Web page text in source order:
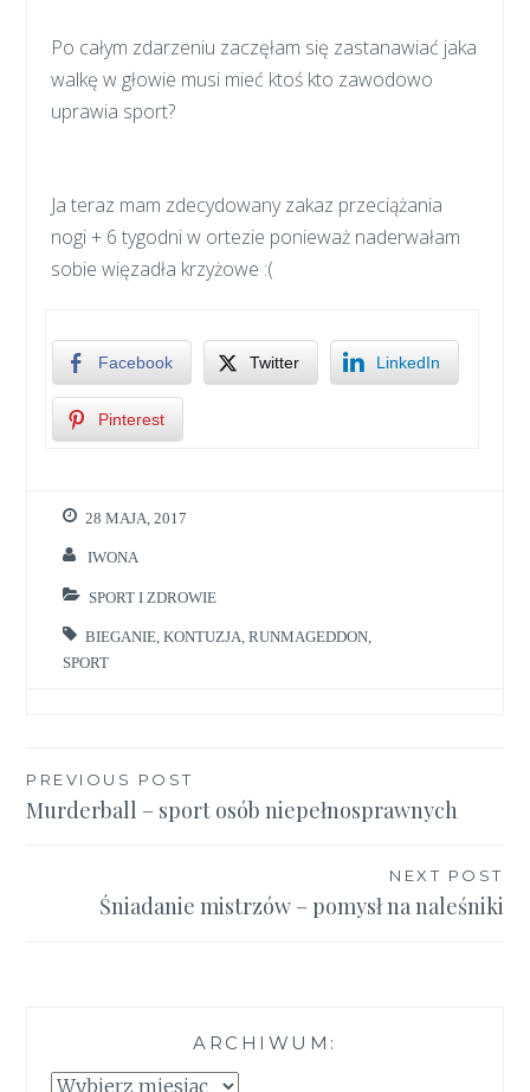
Po całym zdarzeniu zaczęłam się zastanawiać jaka
walkę w głowie musi mieć ktoś kto zawodowo
uprawia sport?
Ja teraz mam zdecydowany zakaz przeciążania
nogi + 6 tygodni w ortezie ponieważ naderwałam
sobie więzadła krzyżowe :(
Facebook Twitter LinkedIn
Pinterest
28 MAJA, 2017
IWONA
SPORT I ZDROWIE
BIEGANIE ,KONTUZJA ,RUNMAGEDDON
SPORT
Nawigacja
wpisu
PREVIOUS POST
Murderball – sport osób niepełnosprawnych
NEXT POST
Śniadanie mistrzów – pomysł na naleśniki
ARCHIWUM:
Archiwum: